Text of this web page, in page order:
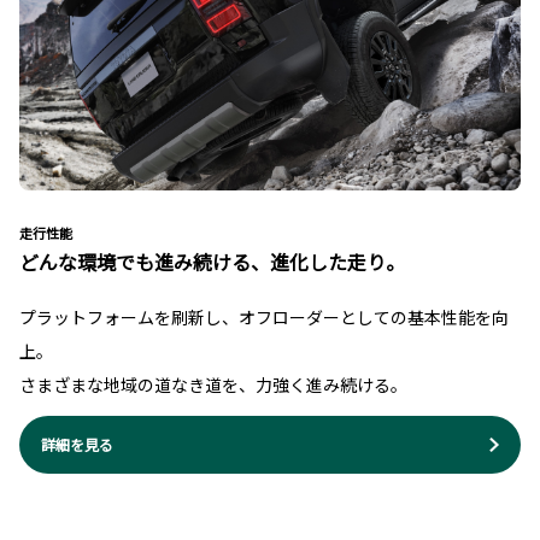
走行性能
どんな環境でも進み続ける、進化した走り。
プラットフォームを刷新し、オフローダーとしての基本性能を向
上。
さまざまな地域の道なき道を、力強く進み続ける。
詳細を見る